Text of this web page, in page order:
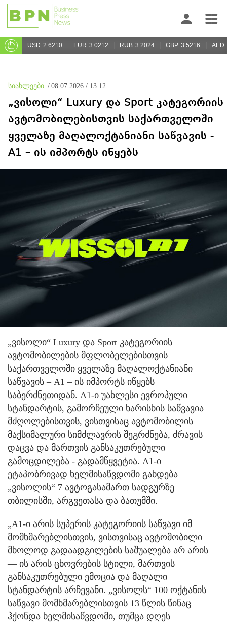
USD 2.6210 EUR 3.0212 RUB 3.2024 GBP 3.5216 AED
სიახლეები / 08.07.2026 / 13:12
„ვისოლი“ Luxury და Sport კატეგორიის
ავტომობილებისთვის საქართველოში
ყველაზე მაღალოქტანიანი საწვავის -
A1 – ის იმპორტს იწყებს
„ვისოლი“ Luxury და Sport კატეგორიის
ავტომობილების მფლობელებისთვის
საქართველოში ყველაზე მაღალოქტანიანი
საწვავის – A1 – ის იმპორტს იწყებს
საბერძნეთიდან. A1-ი უახლესი ევროპული
სტანდარტის, გამორჩეული ხარისხის საწვავია
მძღოლებისთვის, ვისთვისაც ავტომობილის
მაქსიმალური სიმძლავრის შეგრძნება, ძრავის
დაცვა და მართვის განსაკუთრებული
გამოცდილება - გადამწყვეტია. A1-ი
ეტაპობრივად ხელმისაწვდომი გახდება
„ვისოლის“ 7 ავტოგასამართ სადგურზე —
თბილისში, არგვეთასა და ბათუმში.
„A1-ი არის სუპერის კატეგორიის საწვავი იმ
მომხმარებლისთვის, ვისთვისაც ავტომობილი
მხოლოდ გადაადგილების საშუალება არ არის
— ის არის ცხოვრების სტილი, მართვის
განსაკუთრებული ემოცია და მაღალი
სტანდარტის არჩევანი. „ვისოლს“ 100 ოქტანის
საწვავი მომხმარებლისთვის 13 წლის წინაც
ჰქონდა ხელმისაწვდომი, თუმცა დღეს